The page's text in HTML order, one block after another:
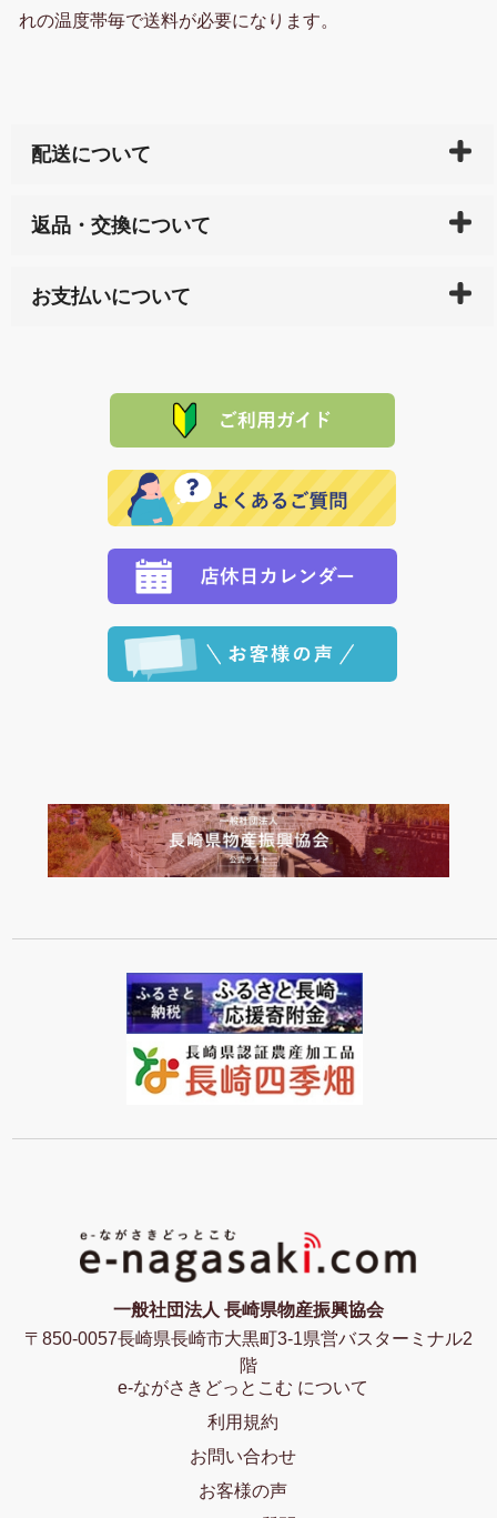
れの温度帯毎で送料が必要になります。
配送について
天ペイ」の方はご注文受付後）、 長崎県下全域に点在
サイト内で購入された商品の送料は、こちらの
全国送
れの生産メーカーからお客様の元へ直送いたしますの
で、 それぞれ個別に送料が必要になります。
返品・交換について
または配送途中の 事故などで不都合が生じている場合
品代金を返金いたします。）
その際は誠に申し訳ありませんが、当協会までご注文
願いいたします。
お支払いについて
た場合、お客様からの ご入金を確認した後で、商品を
※「クレジットカード」「PayPay」「楽天ペイ」を指
定された場合は、準備出来次第の便にてお送りいたし
ます。 （到着日指定をされている場合は、ご指定の日
程に合わせてお届けいたします。）
一般社団法人 長崎県物産振興協会
〒850-0057長崎県長崎市大黒町3-1県営バスターミナル2
階
e-ながさきどっとこむ について
利用規約
お問い合わせ
お客様の声